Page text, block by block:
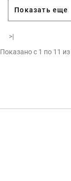
Показать еще
>|
Показано с 1 по 11